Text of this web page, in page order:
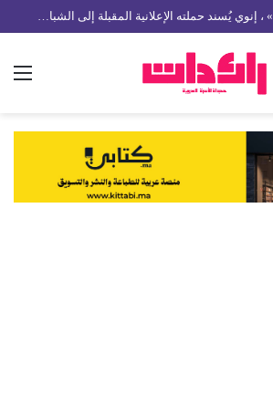
مع « The Next Ad » ، إنوي يُسند حملته الإعلانية المقبلة إلى الشباب المغربي